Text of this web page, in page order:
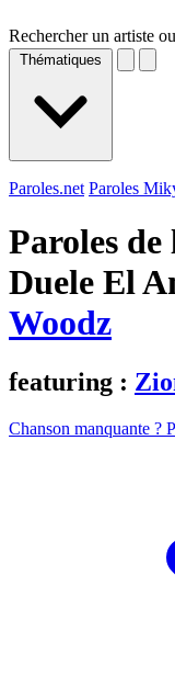
Rechercher un artiste
Thématiques
Paroles.net Paroles
Paroles
Duele El
Woodz
featuring :
Chanson manquante ?